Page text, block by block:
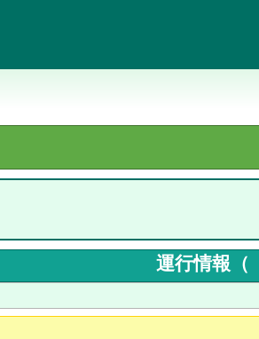
運行情報（